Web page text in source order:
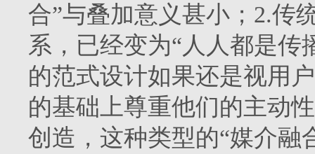
合”与叠加意义甚小；2.传
系，已经变为“人人都是传
的范式设计如果还是视用
的基础上尊重他们的主动
创造，这种类型的“媒介融